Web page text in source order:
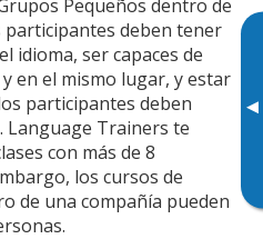
▸
Pequeños dentro de
participantes deben tener
idioma, ser capaces de
en el mismo lugar, y estar
participantes deben
Language Trainers te
con más de 8
los cursos de
de una compañía pueden